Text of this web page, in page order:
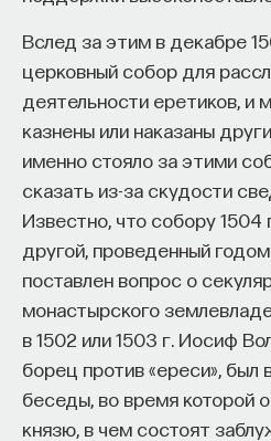
Вслед за этим в декабре
церковный собор для
деятельности еретиков, и
казнены или наказаны
именно стояло за этими
сказать из-за скудости
Известно, что собору 1504
другой, проведенный
поставлен вопрос о
монастырского
в 1502 или 1503 г. Иосиф
борец против «ереси», был
беседы, во время которой
князю, в чем состоят